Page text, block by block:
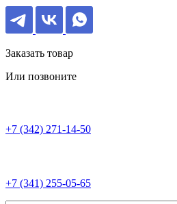
Заказать товар
Или позвоните
+7 (342) 271-14-50
+7 (341) 255-05-65